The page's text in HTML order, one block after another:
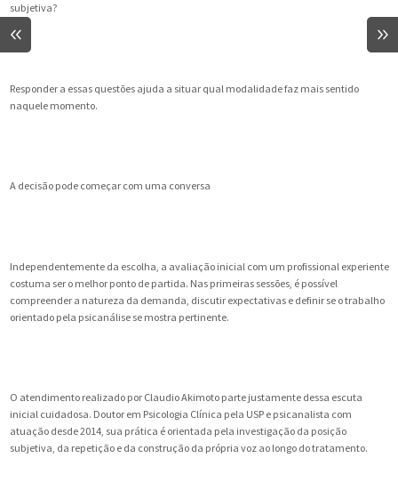
subjetiva?
Responder a essas questões ajuda a situar qual modalidade faz mais sentido
naquele momento.
A decisão pode começar com uma conversa
Independentemente da escolha, a avaliação inicial com um profissional experiente
costuma ser o melhor ponto de partida. Nas primeiras sessões, é possível
compreender a natureza da demanda, discutir expectativas e definir se o trabalho
orientado pela psicanálise se mostra pertinente.
O atendimento realizado por Claudio Akimoto parte justamente dessa escuta
inicial cuidadosa. Doutor em Psicologia Clínica pela USP e psicanalista com
atuação desde 2014, sua prática é orientada pela investigação da posição
subjetiva, da repetição e da construção da própria voz ao longo do tratamento.